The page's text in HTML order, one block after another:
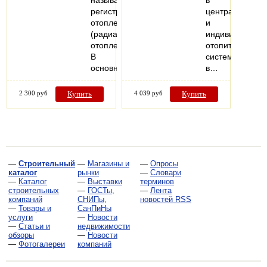
регистром
отопления
(радиатор
отопления).
В
основном…
2 300 руб Купить
центральных
и
отопительных
системах
в…
4 039 руб Купить
— Строительный
каталог
— Каталог
строительных
компаний
— Товары и
услуги
— Статьи и
обзоры
— Фотогалереи
— Магазины и
рынки
— Выставки
— ГОСТы,
СНИПы,
СанПиНы
— Новости
недвижимости
— Новости
компаний
— Опросы
— Словари
терминов
— Лента
новостей RSS